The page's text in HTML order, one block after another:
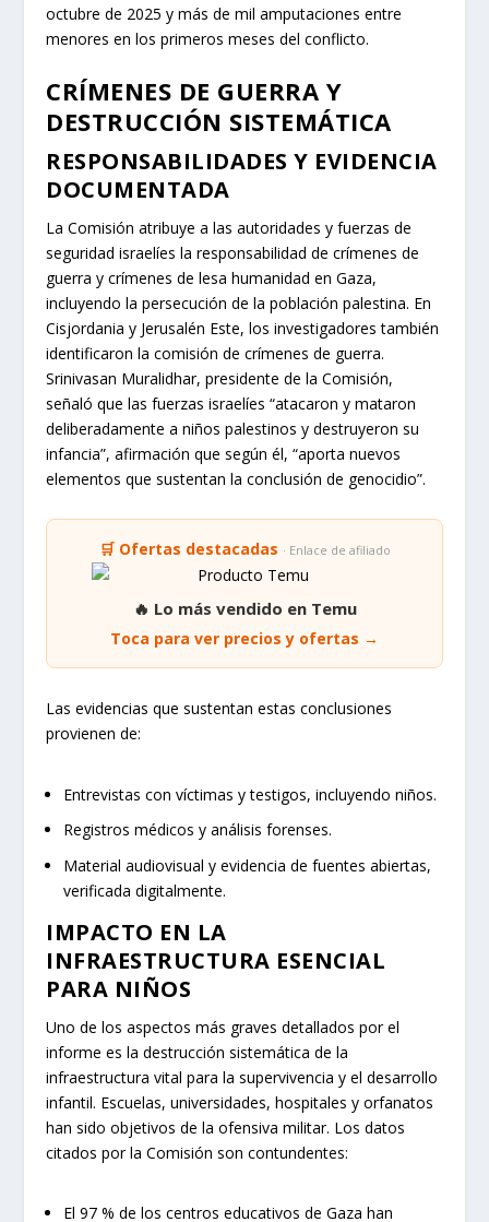
octubre de 2025 y más de mil amputaciones entre
menores en los primeros meses del conflicto.
CRÍMENES DE GUERRA Y
DESTRUCCIÓN SISTEMÁTICA
RESPONSABILIDADES Y EVIDENCIA
DOCUMENTADA
La Comisión atribuye a las autoridades y fuerzas de
seguridad israelíes la responsabilidad de crímenes de
guerra y crímenes de lesa humanidad en Gaza,
incluyendo la persecución de la población palestina. En
Cisjordania y Jerusalén Este, los investigadores también
identificaron la comisión de crímenes de guerra.
Srinivasan Muralidhar, presidente de la Comisión,
señaló que las fuerzas israelíes “atacaron y mataron
deliberadamente a niños palestinos y destruyeron su
infancia”, afirmación que según él, “aporta nuevos
elementos que sustentan la conclusión de genocidio”.
🛒 Ofertas destacadas · Enlace de afiliado
🔥 Lo más vendido en Temu
Las evidencias que sustentan estas conclusiones
Entrevistas con víctimas y testigos, incluyendo niños.
Registros médicos y análisis forenses.
Material audiovisual y evidencia de fuentes abiertas,
IMPACTO EN LA